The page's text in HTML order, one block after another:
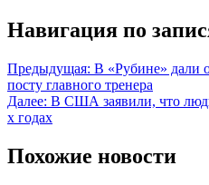
Навигация по
Предыдущая: В «Рубине» дали
посту главного тренера
Далее: В США заявили, что
х годах
Похожие новости